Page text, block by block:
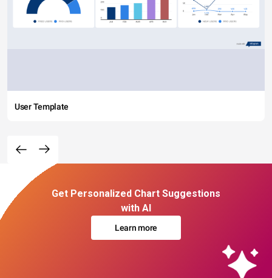
User Template
Get Personalized Chart Suggestions
with AI
Learn more